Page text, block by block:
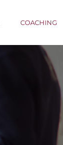
COACHING